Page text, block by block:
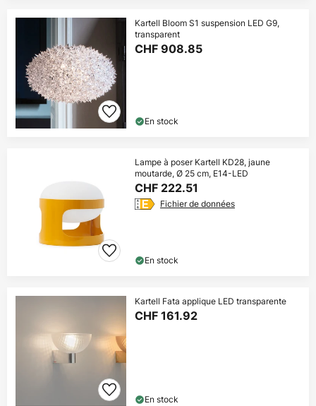
Kartell Bloom S1 suspension LED G9,
transparent
CHF 908.85
En stock
Lampe à poser Kartell KD28, jaune
moutarde, Ø 25 cm, E14-LED
CHF 222.51
Fichier de données
En stock
Kartell Fata applique LED transparente
CHF 161.92
En stock